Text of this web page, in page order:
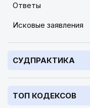
Ответы
Исковые заявления
СУДПРАКТИКА
ТОП КОДЕКСОВ